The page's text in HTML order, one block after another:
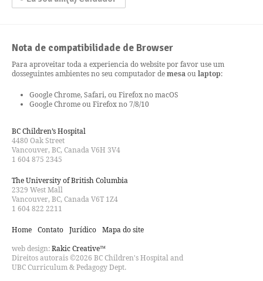
Nota de compatibilidade de Browser
Para aproveitar toda a experiencia do website por favor use um
dosseguintes ambientes no seu computador demesaoulaptop:
Google Chrome, Safari, ou Firefox no macOS
Google Chrome ou Firefox no 7/8/10
BC Children’s Hospital
4480 Oak Street
Vancouver, BC, Canada V6H 3V4
1 604 875 2345
The University of British Columbia
2329 West Mall
Vancouver, BC, Canada V6T 1Z4
1 604 822 2211
Home Contato Jurídico Mapa do site
web design:Rakic Creative™
Direitos autorais ©2026 BC Children's Hospital and
UBC Curriculum & Pedagogy Dept.